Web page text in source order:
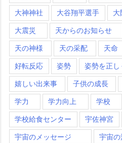
大神神社 大谷翔平選手 大
大震災 天からのお知らせ
天の神様 天の采配 天命
好転反応 姿勢 姿勢を正し
嬉しい出来事 子供の成長
学力 学力向上 学校
学校給食センター 宇佐神宮
宇宙のメッセージ 宇宙の